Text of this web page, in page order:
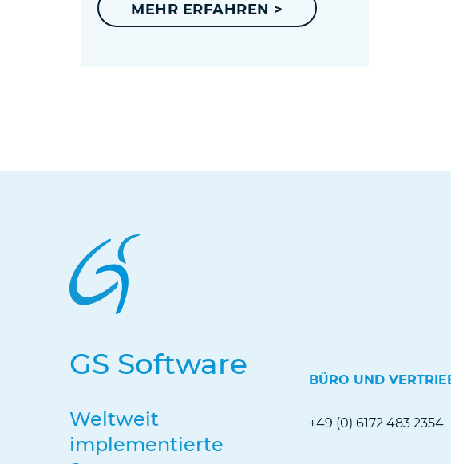
MEHR ERFAHREN >
GS Software
Weltweit
implementierte
BÜRO UND
+49 (0) 6172 483 2354